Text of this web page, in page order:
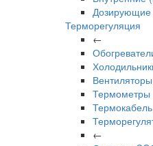
Дозирующие
Терморегуляция
←
Вентиляторы
Термометры
Термокабель
←